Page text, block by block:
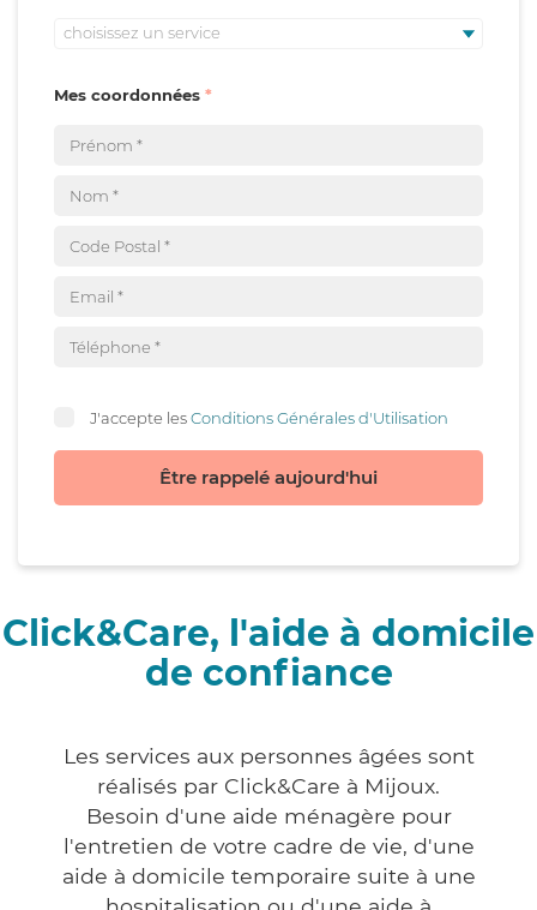
choisissez un service
Mes coordonnées
J'accepte lesConditions Générales d'Utilisation
Être rappelé aujourd'hui
Click&Care, l'aide à domicile
de confiance
Les services aux personnes âgées sont
réalisés par Click&Care à Mijoux.
Besoin d'une aide ménagère pour
l'entretien de votre cadre de vie, d'une
aide à domicile temporaire suite à une